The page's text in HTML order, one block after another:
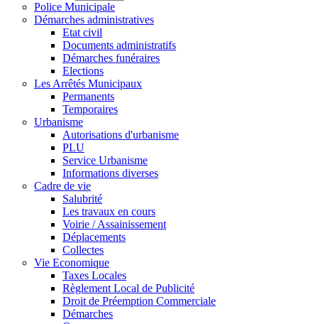
Police Municipale
Démarches administratives
Etat civil
Documents administratifs
Démarches funéraires
Elections
Les Arrêtés Municipaux
Permanents
Temporaires
Urbanisme
Autorisations d'urbanisme
PLU
Service Urbanisme
Informations diverses
Cadre de vie
Salubrité
Les travaux en cours
Voirie / Assainissement
Déplacements
Collectes
Vie Economique
Taxes Locales
Règlement Local de Publicité
Droit de Préemption Commerciale
Démarches